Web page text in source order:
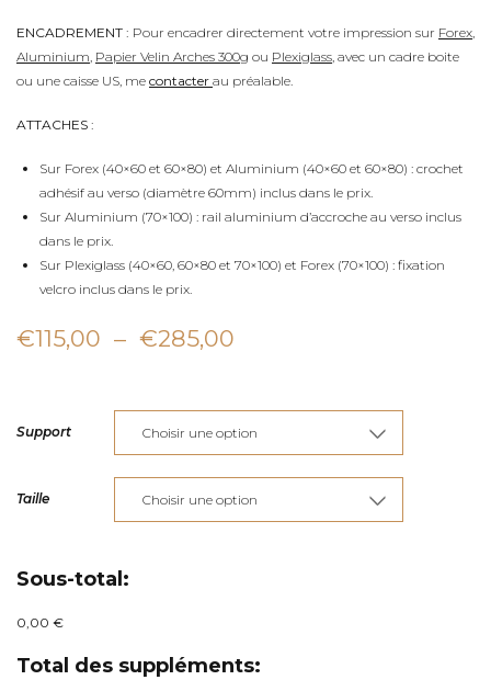
ENCADREMENT : Pour encadrer directement votre impression sur Forex
Aluminium Papier Velin Arches 300g ou Plexiglass , avec un cadre boite
ou une caisse US, me contacter au préalable.
ATTACHES :
Sur Forex (40×60 et 60×80) et Aluminium (40×60 et 60×80) : crochet
adhésif au verso (diamètre 60mm) inclus dans le prix.
Sur Aluminium (70×100) : rail aluminium d’accroche au verso inclus
dans le prix.
Sur Plexiglass (40×60, 60×80 et 70×100) et Forex (70×100) : fixation
velcro inclus dans le prix.
€115,00 – €285,00
prix :
€115,00
à
€285,00
Support
Taille
Sous-total:
0,00 €
Total des suppléments: